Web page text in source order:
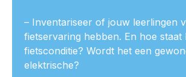
– Inventariseer of jouw leerlingen
fietservaring hebben. En hoe staat
fietsconditie? Wordt het een
elektrische?